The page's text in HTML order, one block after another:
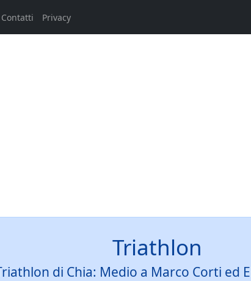
Contatti Privacy
Triathlon
di Chia: Medio a Marco Corti ed